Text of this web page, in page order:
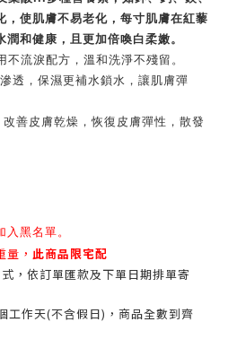
，使肌膚不易老化，每寸肌膚在紅藜
和健康，且更加倍喚白柔嫩。
不流淚配方，溫和洗淨不殘留。
透，保濕更補水鎖水，讓肌膚彈
善皮膚乾燥，恢復皮膚彈性，散發
黑名單。
， 此商品限宅配
，依訂單匯款及下單日期排單寄
工作天(不含假日)，商品全數到齊